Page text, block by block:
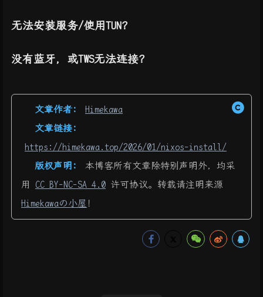
无法安装服务/使用TUN？
没有蓝牙，或TWS无法连接？
文章作者:
Himekawa
文章链接:
https://himekawa.top/2026/01/nixos-install/
版权声明:
本博客所有文章除特别声明外，均采
用 CC BY-NC-SA 4.0 许可协议。转载请注明来源
Himekawaの小屋 ！